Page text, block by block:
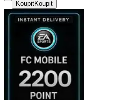
KoupitKoupit